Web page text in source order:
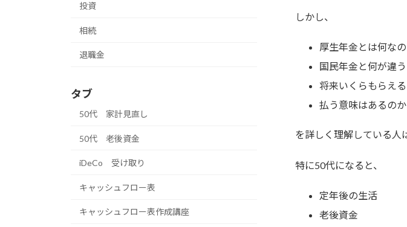
しかし、
厚生年金とは何な
国民年金と何が違
将来いくらもらえ
払う意味はあるのか
を詳しく理解している人
特に50代になると、
定年後の生活
老後資金
投資
相続
退職金
タブ
50代 家計見直し
50代 老後資金
iDeCo 受け取り
キャッシュフロー表
キャッシュフロー表作成講座